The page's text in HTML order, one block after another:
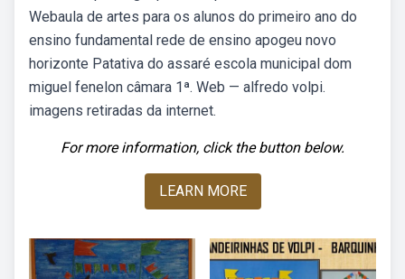
Webaula de artes para os alunos do primeiro ano do
ensino fundamental rede de ensino apogeu novo
horizonte Patativa do assaré escola municipal dom
miguel fenelon câmara 1ª. Web — alfredo volpi.
imagens retiradas da internet.
For more information, click the button below.
LEARN MORE